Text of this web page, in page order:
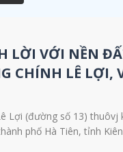
LỜI VỚI NỀN
CHÍNH LÊ LỢI,
Lợi (đường số 13) thuôvj
phố Hà Tiên, tỉnh